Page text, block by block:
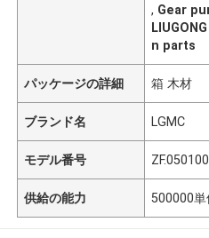
, Gear
n parts
パッケージの詳細 箱 木材
ブランド名 LGMC
モデル番号
供給の能力 500000単